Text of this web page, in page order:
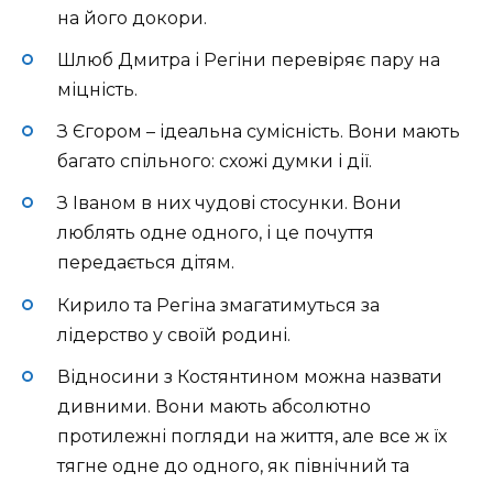
на його докори.
Шлюб Дмитра і Регіни перевіряє пару на
міцність.
З Єгором – ідеальна сумісність. Вони мають
багато спільного: схожі думки і дії.
З Іваном в них чудові стосунки. Вони
люблять одне одного, і це почуття
передається дітям.
Кирило та Регіна змагатимуться за
лідерство у своїй родині.
Відносини з Костянтином можна назвати
дивними. Вони мають абсолютно
протилежні погляди на життя, але все ж їх
тягне одне до одного, як північний та